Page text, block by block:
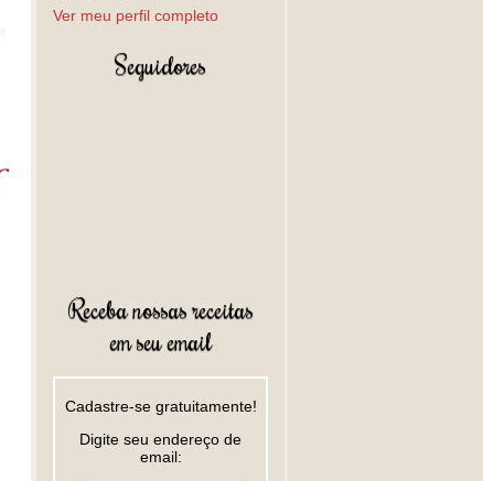
Ver meu perfil completo
Seguidores
Receba nossas receitas
em seu email
Cadastre-se gratuitamente!
Digite seu endereço de
email: